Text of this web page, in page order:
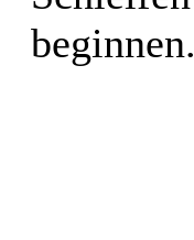
beginnen.